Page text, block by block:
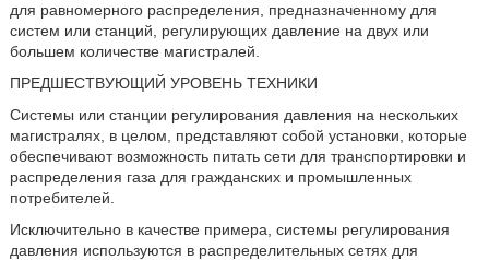
для равномерного распределения, предназначенному для
систем или станций, регулирующих давление на двух или
большем количестве магистралей.
ПРЕДШЕСТВУЮЩИЙ УРОВЕНЬ ТЕХНИКИ
Системы или станции регулирования давления на нескольких
магистралях, в целом, представляют собой установки, которые
обеспечивают возможность питать сети для транспортировки и
распределения газа для гражданских и промышленных
потребителей.
Исключительно в качестве примера, системы регулирования
давления используются в распределительных сетях для